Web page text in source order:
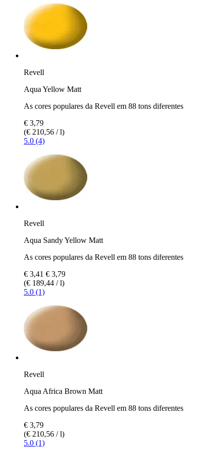
Revell
Aqua Yellow Matt
As cores populares da Revell em 88 tons diferentes
€ 3,79
(€ 210,56 / l)
5.0 (4)
Revell
Aqua Sandy Yellow Matt
As cores populares da Revell em 88 tons diferentes
€ 3,41 € 3,79
(€ 189,44 / l)
5.0 (1)
Revell
Aqua Africa Brown Matt
As cores populares da Revell em 88 tons diferentes
€ 3,79
(€ 210,56 / l)
5.0 (1)